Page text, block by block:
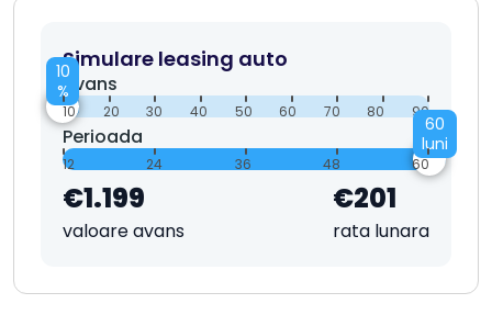
Simulare leasing auto
Avans
10
%
10 20 30 40 50 60 70 80 90
Perioada
60
luni
12 24 36 48 60
€1.199
valoare avans
€201
rata lunara